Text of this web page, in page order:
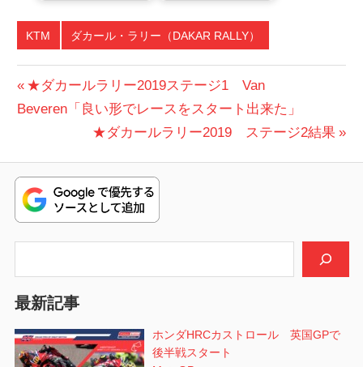
KTM ダカール・ラリー（DAKAR RALLY）
投
稿
ビ
ゲ
ー
シ
ョ
ン
前
の
★ダカールラリー2019ステージ1 Van
Beveren「良い形でレースをスタート出来た」
次
投
稿:
★ダカールラリー2019 ステージ2結果
最新記事
ホンダHRCカストロール 英国GPで
後半戦スタート